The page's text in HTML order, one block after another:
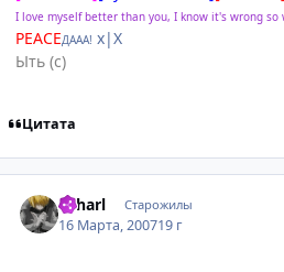
I love myself better than you, I know it's wrong so
PEACEДААА! х|X
Ыть (с)
Цитата
Laharl Старожилы
16 Марта, 200719 г